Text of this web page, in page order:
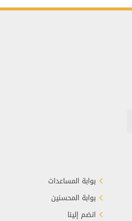
بوابة المساعدات
بوابة المحسنين
انضم إلينا